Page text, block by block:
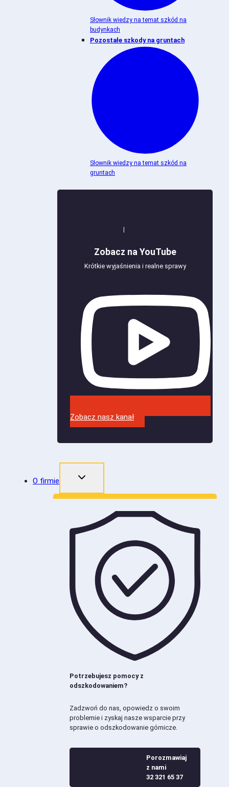
Słownik wiedzy na temat szkód na
budynkach
Pozostałe szkody na gruntach
Słownik wiedzy na temat szkód na
gruntach
Zobacz na YouTube
Krótkie wyjaśnienia i realne sprawy
Zobacz nasz kanał
O firmie
Potrzebujesz pomocy z
odszkodowaniem?
Zadzwoń do nas, opowiedz o swoim
problemie i zyskaj nasze wsparcie przy
sprawie o odszkodowanie górnicze.
Porozmawiaj
z nami
32 321 65 37